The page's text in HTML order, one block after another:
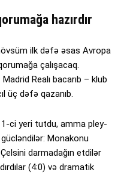
hazırdır
ilk dəfə əsas Avropa
çalışacaq.
Realı bacarıb – klub
üç dəfə qazanıb.
ci yeri tutdu, amma pley-
Monakonu
darmadağın etdilər
(4:0) və dramatik